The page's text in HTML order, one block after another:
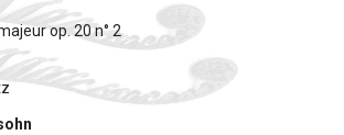
op. 20 n° 2